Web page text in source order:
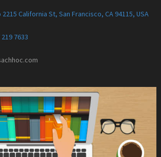
2215 California St, San Francisco, CA 94115, USA
7633